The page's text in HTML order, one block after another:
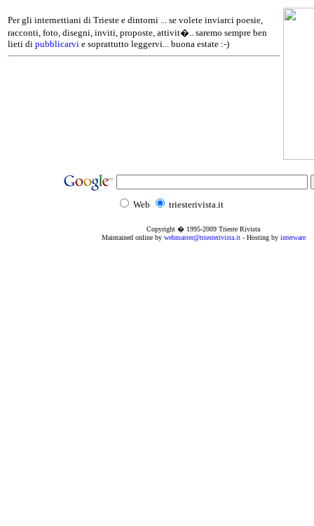
Per gli internettiani di Trieste e dintorni ... se volete inviarci poesie,
racconti, foto, disegni, inviti, proposte, attivit�.. saremo sempre ben
lieti di pubblicarvi e soprattutto leggervi... buona estate :-)
Web triesterivista.it
Copyright � 1995-2009 Trieste Rivista
Maintained online by webmaster@triesterivista.it- Hosting by interware